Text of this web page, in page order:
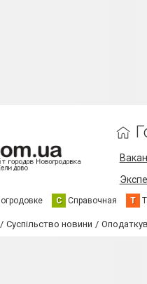
С Справочная Т
Суспільство новини